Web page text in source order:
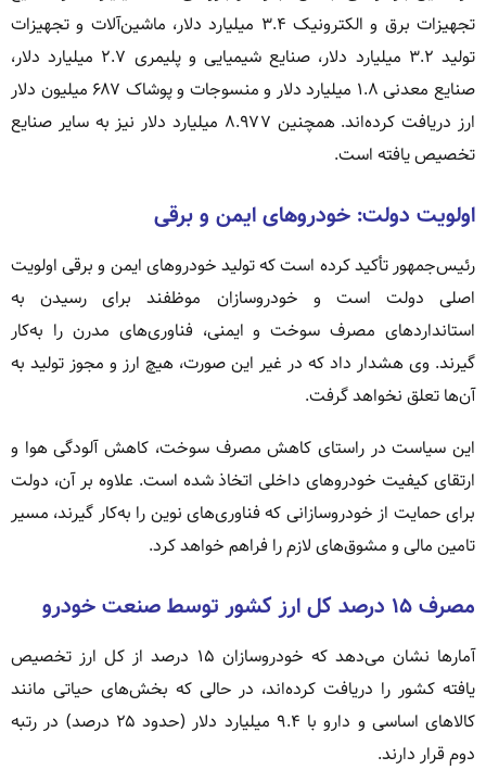
تجهیزات برق و الکترونیک ۳.۴ میلیارد دلار، ماشین‌آلات و تجهیزات
تولید ۳.۲ میلیارد دلار، صنایع شیمیایی و پلیمری ۲.۷ میلیارد دلار،
صنایع معدنی ۱.۸ میلیارد دلار و منسوجات و پوشاک ۶۸۷ میلیون دلار
ارز دریافت کرده‌اند. همچنین ۸.۹۷۷ میلیارد دلار نیز به سایر صنایع
تخصیص یافته است.
اولویت دولت: خودروهای ایمن و برقی
رئیس‌جمهور تأکید کرده است که تولید خودروهای ایمن و برقی اولویت
اصلی دولت است و خودروسازان موظفند برای رسیدن به
استانداردهای مصرف سوخت و ایمنی، فناوری‌های مدرن را به‌کار
گیرند. وی هشدار داد که در غیر این صورت، هیچ ارز و مجوز تولید به
آن‌ها تعلق نخواهد گرفت.
این سیاست در راستای کاهش مصرف سوخت، کاهش آلودگی هوا و
ارتقای کیفیت خودروهای داخلی اتخاذ شده است. علاوه بر آن، دولت
برای حمایت از خودروسازانی که فناوری‌های نوین را به‌کار گیرند، مسیر
تامین مالی و مشوق‌های لازم را فراهم خواهد کرد.
مصرف ۱۵ درصد کل ارز کشور توسط صنعت خودرو
آمارها نشان می‌دهد که خودروسازان ۱۵ درصد از کل ارز تخصیص
یافته کشور را دریافت کرده‌اند، در حالی که بخش‌های حیاتی مانند
کالاهای اساسی و دارو با ۹.۴ میلیارد دلار (حدود ۲۵ درصد) در رتبه
دوم قرار دارند.